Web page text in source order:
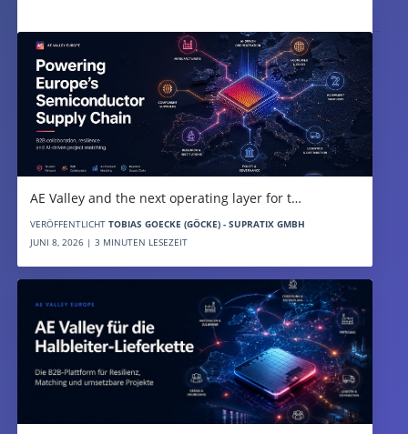
AE Valley and the next operating layer for t…
VERÖFFENTLICHT TOBIAS GOECKE (GÖCKE) - SUPRATIX GMBH
JUNI 8, 2026 | 3 MINUTEN LESEZEIT